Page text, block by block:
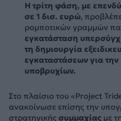
Η τρίτη φάση, με
σε 1 δισ. ευρώ,
ρομποτικών γραμμών
εγκατάσταση
τη δημιουργία
εγκαταστάσεων για
υποβρυχίων.
Στο πλαίσιο του «Project
ανακοίνωσε επίσης την
στρατηγικής συμμαχίαςμε